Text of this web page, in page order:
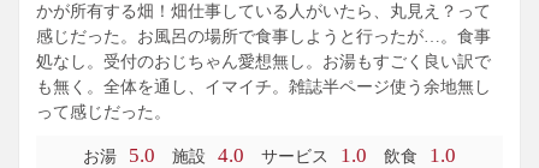
かが所有する畑！畑仕事している人がいたら、丸見え？って
感じだった。お風呂の場所で食事しようと行ったが…。食事
処なし。受付のおじちゃん愛想無し。お湯もすごく良い訳で
も無く。全体を通し、イマイチ。雑誌半ページ使う余地無し
って感じだった。
お湯 5.0 施設 4.0 サービス 1.0 飲食 1.0